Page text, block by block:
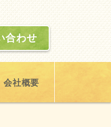
合わせ
会社概要